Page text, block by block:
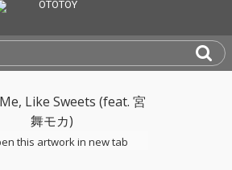
this artwork in new tab